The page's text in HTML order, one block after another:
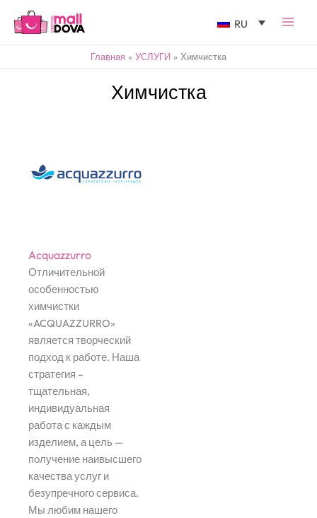
RU
Главная УСЛУГИ Химчистка
Химчистка
Acquazzurro
Отличительной
особенностью
химчистки
«ACQUAZZURRO»
является творческий
подход к работе. Наша
стратегия –
тщательная,
индивидуальная
работа с каждым
изделием, а цель —
получение наивысшего
качества услуг и
безупречного сервиса.
Мы любим нашего